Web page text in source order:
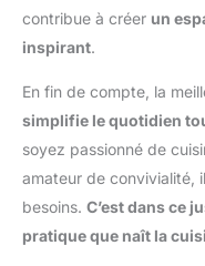
contribue à créer un
inspirant.
En fin de compte, la
simplifie le quotidien
soyez passionné de
amateur de convivialité,
besoins. C’est dans ce
pratique que naît la